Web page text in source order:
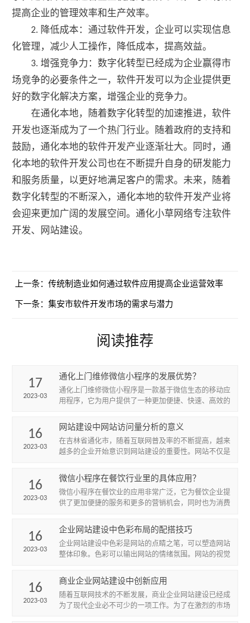
提高企业的管理效率和生产效率。
2. 降低成本：通过软件开发，企业可以实现信息
化管理，减少人工操作，降低成本，提高效益。
3. 增强竞争力：数字化转型已经成为企业赢得市
场竞争的必要条件之一，软件开发可以为企业提供更
好的数字化解决方案，增强企业的竞争力。
在通化本地，随着数字化转型的加速推进，软件
开发也逐渐成为了一个热门行业。随着政府的支持和
鼓励，通化本地的软件开发产业逐渐壮大。同时，通
化本地的软件开发公司也在不断提升自身的研发能力
和服务质量，以更好地满足客户的需求。未来，随着
数字化转型的不断深入，通化本地的软件开发产业将
会迎来更加广阔的发展空间。通化小草网络专注软件
开发、网站建设。
上一条： 传统制造业如何通过软件应用提高企业运营效率
下一条： 集安市软件开发市场的需求与潜力
阅读推荐
17
2023-03
通化上门维修微信小程序的发展优势？
​通化上门维修微信小程序是一款基于微信生态的移动应
用程序，它为用户提供了一种更加便捷、快速、高效的
方面。
16
2023-03
网站建设中网站访问量分析的意义
在吉林省通化市，随着互联网普及率的不断提高，越来
越多的企业开始意识到网站建设的重要性。网站不仅是
客户，提高品牌知...
16
2023-03
微信小程序在餐饮行业里的具体应用？
微信小程序在餐饮业的应用非常广泛，它为餐饮企业提
供了更加便捷的服务和更多的营销机会，同时也为消费
16
2023-03
企业网站建设中色彩布局的配搭技巧
企业网站建设中色彩是网站的点睛之笔，可以塑造网站
整体印象。色彩可以输出网站的情绪氛围。网站的视觉
网站的时候，关于...
16
2023-03
商业企业网站建设中创新应用
​随着互联网技术的不断发展，商业企业网站建设已经成
为了现代企业必不可少的一项工作。为了在激烈的市场